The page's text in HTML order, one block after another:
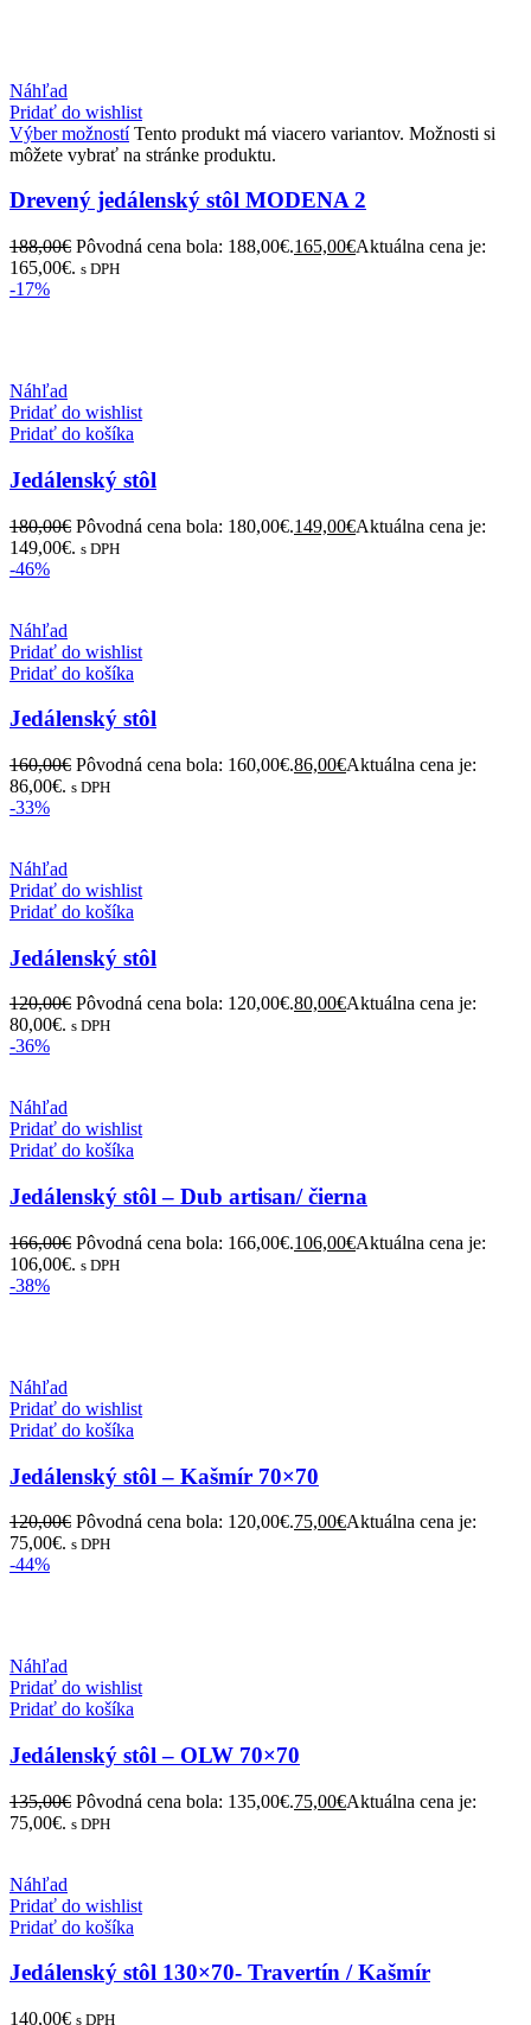
Náhľad
Pridať do wishlist
Výber možnostíTento produkt má viacero variantov. Možnosti si
môžete vybrať na stránke produktu.
Drevený jedálenský stôl MODENA 2
188,00€ Pôvodná cena bola: 188,00€.165,00€Aktuálna cena je:
165,00€. s DPH
-17%
Náhľad
Pridať do wishlist
Pridať do košíka
Jedálenský stôl
180,00€ Pôvodná cena bola: 180,00€.149,00€Aktuálna cena je:
149,00€. s DPH
-46%
Náhľad
Pridať do wishlist
Pridať do košíka
Jedálenský stôl
160,00€ Pôvodná cena bola: 160,00€.86,00€Aktuálna cena je:
86,00€. s DPH
-33%
Náhľad
Pridať do wishlist
Pridať do košíka
Jedálenský stôl
120,00€ Pôvodná cena bola: 120,00€.80,00€Aktuálna cena je:
80,00€. s DPH
-36%
Náhľad
Pridať do wishlist
Pridať do košíka
Jedálenský stôl – Dub artisan/ čierna
166,00€ Pôvodná cena bola: 166,00€.106,00€Aktuálna cena je:
106,00€. s DPH
-38%
Náhľad
Pridať do wishlist
Pridať do košíka
Jedálenský stôl – Kašmír 70×70
120,00€ Pôvodná cena bola: 120,00€.75,00€Aktuálna cena je:
75,00€. s DPH
-44%
Náhľad
Pridať do wishlist
Pridať do košíka
Jedálenský stôl – OLW 70×70
135,00€ Pôvodná cena bola: 135,00€.75,00€Aktuálna cena je:
75,00€. s DPH
Náhľad
Pridať do wishlist
Pridať do košíka
Jedálenský stôl 130×70- Travertín / Kašmír
140,00€ s DPH